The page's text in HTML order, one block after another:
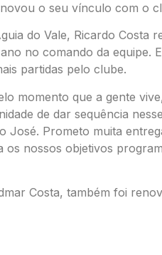
o seu vínculo com o
do Vale, Ricardo Costa
no comando da equipe.
partidas pelo clube.
momento que a gente
de dar sequência
José. Prometo muita
os nossos objetivos
Costa, também foi